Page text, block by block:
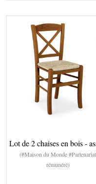
Lot de 2 chaises en bois -
(#Maison du Monde #Partenariat
rémunéré)